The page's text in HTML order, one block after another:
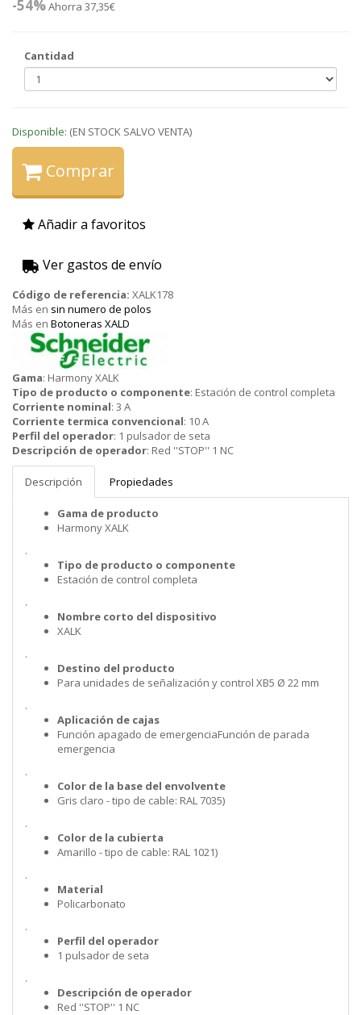
-54%Ahorra 37,35€
Cantidad
Disponible: (EN STOCK SALVO VENTA)
Comprar
Añadir a favoritos
Ver gastos de envío
Código de referencia: XALK178
Más en sin numero de polos
Más en Botoneras XALD
Schneider
Gama: Harmony XALK
Tipo de producto o componente: Estación de control completa
Corriente nominal: 3 A
Corriente termica convencional: 10 A
Perfil del operador: 1 pulsador de seta
Descripción de operador: Red ''STOP'' 1 NC
Descripción Propiedades
Gama de producto
Harmony XALK
.
Tipo de producto o componente
Estación de control completa
.
Nombre corto del dispositivo
XALK
.
Destino del producto
Para unidades de señalización y control XB5 Ø 22 mm
.
Aplicación de cajas
Función apagado de emergenciaFunción de parada
emergencia
.
Color de la base del envolvente
Gris claro - tipo de cable: RAL 7035)
.
Color de la cubierta
Amarillo - tipo de cable: RAL 1021)
.
Material
Policarbonato
.
Perfil del operador
1 pulsador de seta
.
Descripción de operador
Red ''STOP'' 1 NC